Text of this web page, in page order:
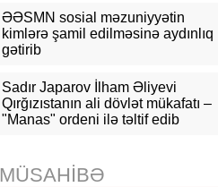
təyyarəsinin yaxınlığında partlayıcı
yüklü PUA-nın aşkarlandığını
təsdiqləyib
Rusiya aktivlərindən gəlirlər
hesabına 1,4 mlrd. avro ayıracaq
niyyətində deyil
ƏƏSMN sosial məzuniyyətin
kimlərə şamil edilməsinə aydınlıq
gətirib
Sadır Japarov İlham Əliyevi
Qırğızıstanın ali dövlət mükafatı –
"Manas" ordeni ilə təltif edib
MÜSAHİBƏ